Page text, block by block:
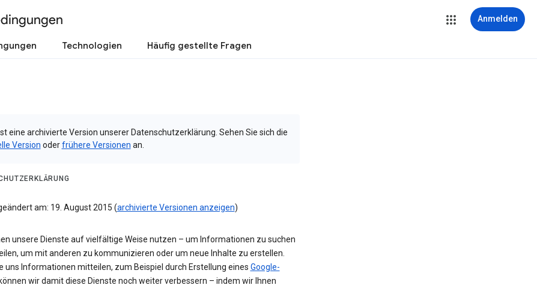
Anmelden
Technologien Häufig gestellte Fragen
eine archivierte Version unserer Datenschutzerklärung. Sehen Sie sich die
Version oderfrühere Versionen an.
am: 19. August 2015 (archivierte Versionen anzeigen)
unsere Dienste auf vielfältige Weise nutzen – um Informationen zu suchen
um mit anderen zu kommunizieren oder um neue Inhalte zu erstellen.
uns Informationen mitteilen, zum Beispiel durch Erstellung eines Google-
wir damit diese Dienste noch weiter verbessern – indem wir Ihnen